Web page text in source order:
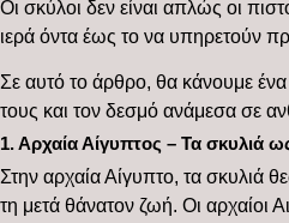
Οι σκύλοι δεν είναι απλώς οι
ιερά όντα έως το να υπηρετούν
Σε αυτό το άρθρο, θα κάνουμε
τους και τον δεσμό ανάμεσα σε
1. Αρχαία Αίγυπτος – Τα σκυλιά
Στην αρχαία Αίγυπτο, τα σκυλιά
τη μετά θάνατον ζωή. Οι αρχαίοι